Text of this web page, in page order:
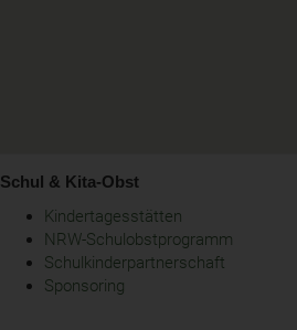
Schul & Kita-Obst
Kindertagesstätten
NRW-Schulobstprogramm
Schulkinderpartnerschaft
Sponsoring